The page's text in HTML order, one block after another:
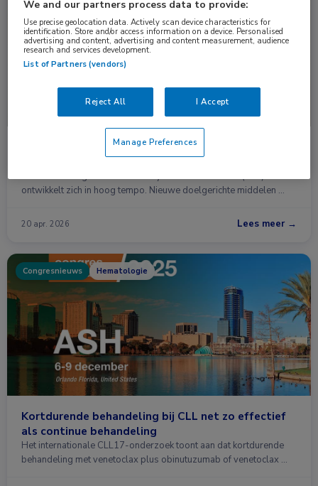
CLL-behandeling verschuift: meer focus op
strategie en latere lijnen
De behandeling van chronische lymfatische leukemie (CLL)
ontwikkelt zich in hoog tempo. Nieuwe doelgerichte middelen …
20 apr. 2026 Lees meer →
Congresnieuws Hematologie
Kortdurende behandeling bij CLL net zo effectief
als continue behandeling
Het internationale CLL17-onderzoek toont aan dat kortdurende
behandeling met venetoclax plus obinutuzumab of venetoclax …
We and our partners process data to provide:
Use precise geolocation data. Actively scan device characteristics for
identification. Store and/or access information on a device. Personalised
advertising and content, advertising and content measurement, audience
research and services development.
List of Partners (vendors)
Reject All I Accept
Manage Preferences